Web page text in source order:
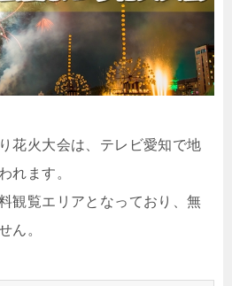
花火大会は、テレビ愛知で地
れます。
観覧エリアとなっており、無
ん。